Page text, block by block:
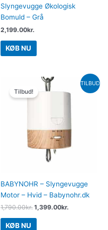
Slyngevugge Økologisk
Bomuld – Grå
2,199.00kr.
KØB NU
TILBUD
Tilbud!
BABYNOHR – Slyngevugge
Motor – Hvid – Babynohr.dk
1,790.00kr.
Den
oprindelige
pris
1,399.00kr.
aktuelle
pris
KØB NU